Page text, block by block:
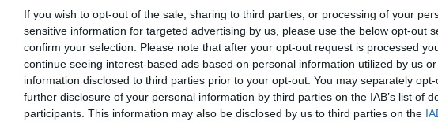
If you wish to opt-out of the sale, sharing to third parties, or processing of your
sensitive information for targeted advertising by us, please use the below opt-out
confirm your selection. Please note that after your opt-out request is processed
continue seeing interest-based ads based on personal information utilized by us
information disclosed to third parties prior to your opt-out. You may separately
further disclosure of your personal information by third parties on the IAB’s list of
participants. This information may also be disclosed by us to third parties on the
OGULĀJI UPENES OGU KRŪMI OGAS OGAS STĀDI
apjoma daļa ir aizsargāts autortiesību objekts Autortiesību likuma izpratnē, un tā
ir aizliegta. Vairāk lasi
šeit